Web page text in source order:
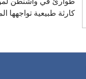
كارثة طبيعية تواجهها